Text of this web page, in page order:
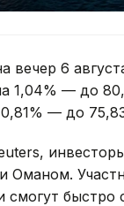
вечер 6
1,04% — до
— до
Оманом.
смогут быстро